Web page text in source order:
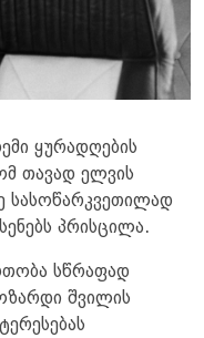
ყურადღების
თავად ელვის
სასოწარკვეთილად
პრისცილა.
სწრაფად
შვილის